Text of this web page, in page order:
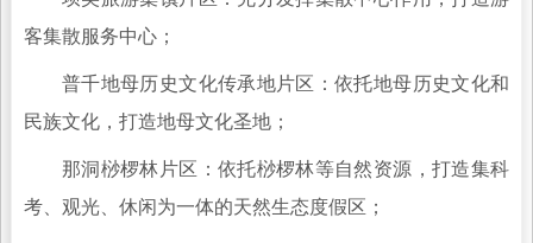
客集散服务中心；
普千地母历史文化传承地片区：依托地母历史文化和
民族文化，打造地母文化圣地；
那洞桫椤林片区：依托桫椤林等自然资源，打造集科
考、观光、休闲为一体的天然生态度假区；